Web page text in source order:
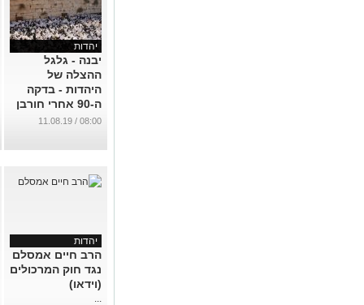
יהדות
יבנה - גלגל
ההצלה של
היהדות - בדקה
ה-90 אחרי חורבן
הבית
08:00 / 11.08.19
יהדות
הרב חיים אמסלם
נגד חוק המרכולים
(וידאו)
...